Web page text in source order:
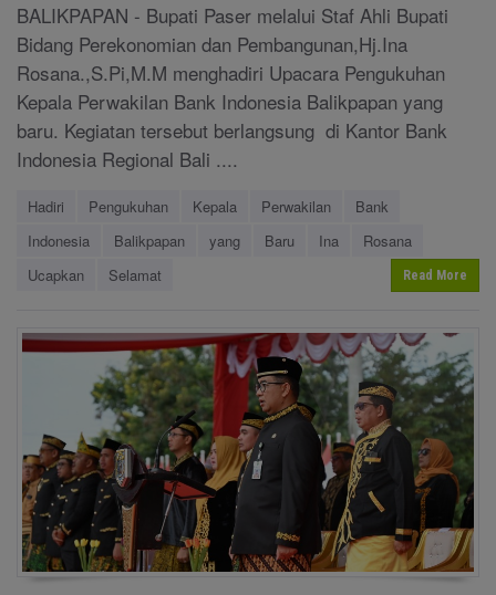
BALIKPAPAN - Bupati Paser melalui Staf Ahli Bupati
Bidang Perekonomian dan Pembangunan,Hj.Ina
Rosana.,S.Pi,M.M menghadiri Upacara Pengukuhan
Kepala Perwakilan Bank Indonesia Balikpapan yang
baru. Kegiatan tersebut berlangsung di Kantor Bank
Indonesia Regional Bali ....
Hadiri Pengukuhan Kepala Perwakilan
Bank
Indonesia
Balikpapan yang Baru Ina
Rosana
Ucapkan
Selamat Read More